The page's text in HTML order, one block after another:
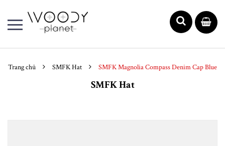
Trang chủ SMFK Hat SMFK Magnolia Compass Denim Cap Blue
SMFK Hat